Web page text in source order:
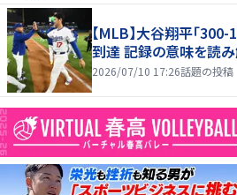
【MLB】大谷翔平「
到達 記録の意味を読み
2026/07/10 17:26話題の投稿